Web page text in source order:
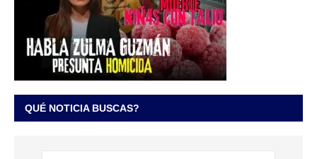
QUÉ NOTICIA BUSCAS?